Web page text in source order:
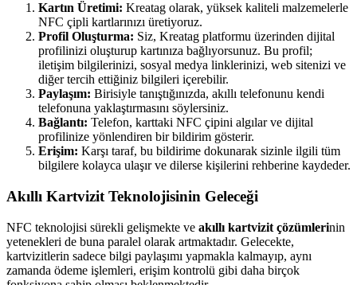
Kartın Üretimi: Kreatag olarak, yüksek kaliteli malzemelerle
NFC çipli kartlarınızı üretiyoruz.
Profil Oluşturma: Siz, Kreatag platformu üzerinden dijital
profilinizi oluşturup kartınıza bağlıyorsunuz. Bu profil;
iletişim bilgilerinizi, sosyal medya linklerinizi, web sitenizi ve
diğer tercih ettiğiniz bilgileri içerebilir.
Paylaşım: Birisiyle tanıştığınızda, akıllı telefonunu kendi
telefonuna yaklaştırmasını söylersiniz.
Bağlantı: Telefon, karttaki NFC çipini algılar ve dijital
profilinize yönlendiren bir bildirim gösterir.
Erişim: Karşı taraf, bu bildirime dokunarak sizinle ilgili tüm
bilgilere kolayca ulaşır ve dilerse kişilerini rehberine kaydeder.
Akıllı Kartvizit Teknolojisinin Geleceği
NFC teknolojisi sürekli gelişmekte ve akıllı kartvizit çözümlerinin
yetenekleri de buna paralel olarak artmaktadır. Gelecekte,
kartvizitlerin sadece bilgi paylaşımı yapmakla kalmayıp, aynı
zamanda ödeme işlemleri, erişim kontrolü gibi daha birçok